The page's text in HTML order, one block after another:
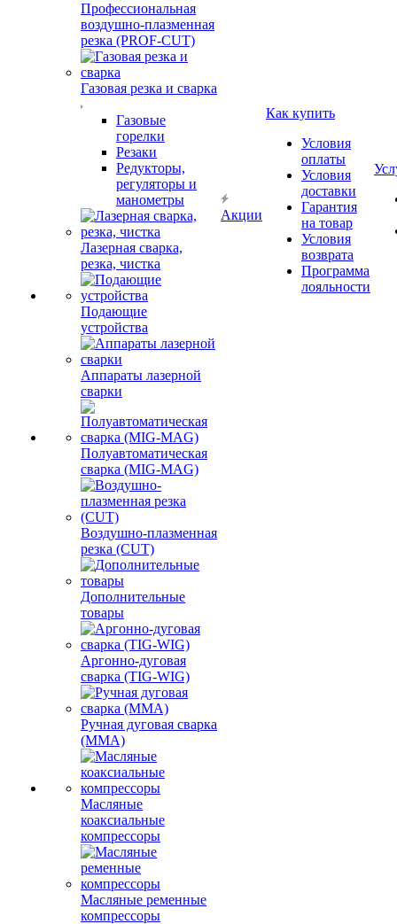
Профессиональная
воздушно-плазменная
резка (PROF-CUT)
Газовая резка и сварка
Газовые
горелки
Резаки
Редукторы,
регуляторы и
манометры
Лазерная сварка,
резка, чистка
Подающие
устройства
Аппараты лазерной
сварки
Полуавтоматическая
сварка (MIG-MAG)
Воздушно-плазменная
резка (CUT)
Дополнительные
товары
Аргонно-дуговая
сварка (TIG-WIG)
Ручная дуговая сварка
(MMA)
Масляные
коаксиальные
компрессоры
Масляные ременные
компрессоры
Акции
Как купить
Условия
оплаты
Условия
доставки
Гарантия
на товар
Условия
возврата
Программа
лояльности